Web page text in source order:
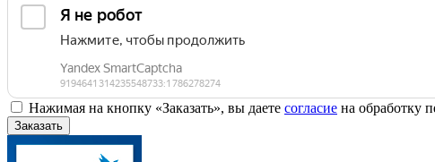
Нажимая на кнопку «Заказать», вы даете согласие на обработку
Заказать